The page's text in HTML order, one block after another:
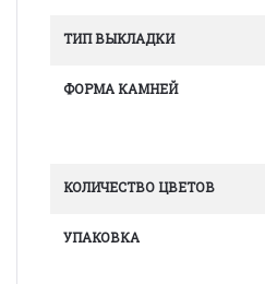
ТИП ВЫКЛАДКИ
ФОРМА КАМНЕЙ
КОЛИЧЕСТВО ЦВЕТОВ
УПАКОВКА